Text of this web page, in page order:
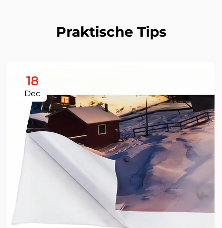
Praktische Tips
18
Dec